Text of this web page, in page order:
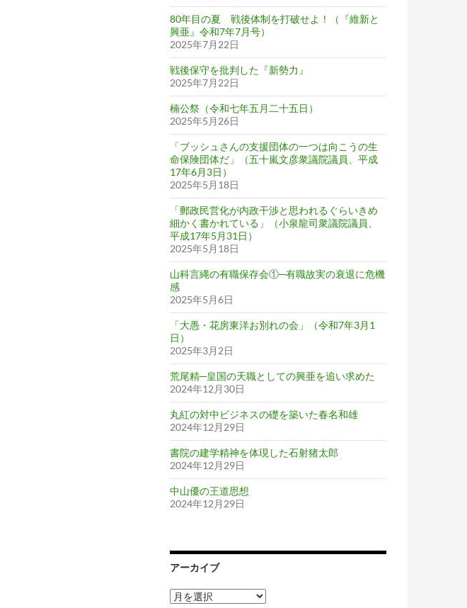
80年目の夏 戦後体制を打破せよ！（『維新と
興亜』令和7年7月号）
2025年7月22日
戦後保守を批判した『新勢力』
2025年7月22日
楠公祭（令和七年五月二十五日）
2025年5月26日
「ブッシュさんの支援団体の一つは向こうの生
命保険団体だ」（五十嵐文彦衆議院議員、平成
17年6月3日）
2025年5月18日
「郵政民営化が内政干渉と思われるぐらいきめ
細かく書かれている」（小泉龍司衆議院議員、
平成17年5月31日）
2025年5月18日
山科言縄の有職保存会①─有職故実の衰退に危機
感
2025年5月6日
「大愚・花房東洋お別れの会」（令和7年3月1
日）
2025年3月2日
荒尾精─皇国の天職としての興亜を追い求めた
2024年12月30日
丸紅の対中ビジネスの礎を築いた春名和雄
2024年12月29日
書院の建学精神を体現した石射猪太郎
2024年12月29日
中山優の王道思想
2024年12月29日
アーカイブ
ア